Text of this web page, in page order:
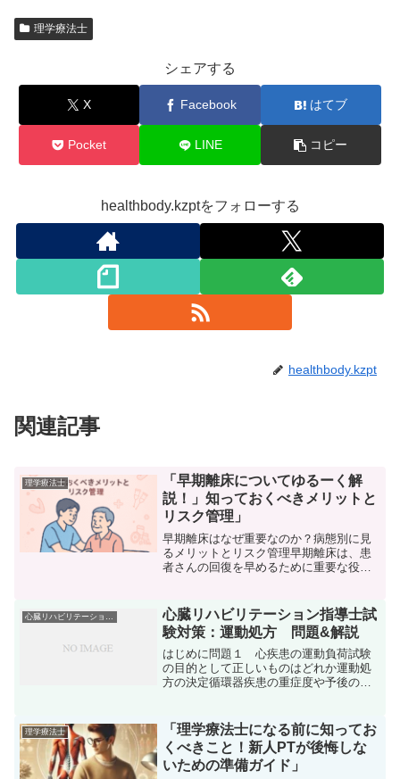
理学療法士
シェアする
X Facebook はてブ
Pocket LINE コピー
healthbody.kzptをフォローする
healthbody.kzpt
関連記事
理学療法士
「早期離床についてゆるーく解
説！」知っておくべきメリットと
リスク管理」
早期離床はなぜ重要なのか？病態別に見
るメリットとリスク管理早期離床は、患
者さんの回復を早めるために重要な役割
りません。ここでは、早期離床の基本的
なメリットや病態別のリス...
心臓リハビリテーション指導士試
験対策：運動処方 問題&解説
はじめに問題１ 心疾患の運動負荷試験
の目的として正しいものはどれか運動処
方の決定循環器疾患の重症度や予後の推
答は、全て！運動負荷試験の目的には以
下があります。運動負荷試...
理学療法士
「理学療法士になる前に知ってお
くべきこと！新人PTが後悔しな
いための準備ガイド」